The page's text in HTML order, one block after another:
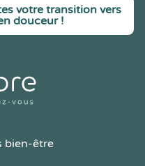
votre transition vers
douceur !
bien-être